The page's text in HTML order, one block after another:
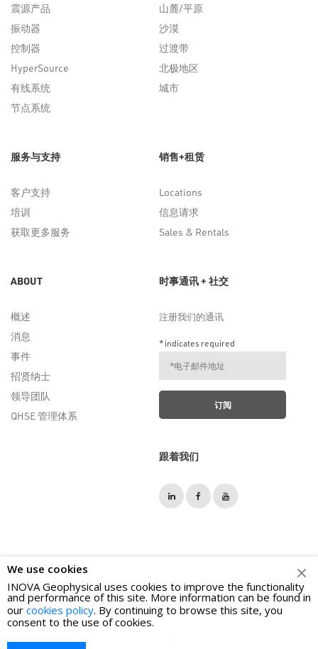
震源产品
振动器
控制器
HyperSource
有线系统
节点系统
山麓/平原
沙漠
过渡带
北极地区
城市
服务与支持
客户支持
培训
获取更多服务
销售+租赁
Locations
信息请求
Sales & Rentals
ABOUT
概述
消息
事件
招贤纳士
领导团队
QHSE 管理体系
时事通讯 + 社交
注册我们的通讯
*indicates required
跟着我们
We use cookies
INOVA Geophysical uses cookies to improve the functionality
and performance of this site. More information can be found in
our cookies policy. By continuing to browse this site, you
consent to the use of cookies.